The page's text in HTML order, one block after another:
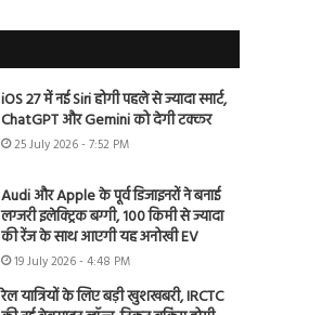
iOS 27 में नई Siri होगी पहले से ज्यादा स्मार्ट,
ChatGPT और Gemini को देगी टक्कर
25 July 2026 - 7:52 PM
Audi और Apple के पूर्व डिजाइनरों ने बनाई
लग्जरी इलेक्ट्रिक बग्गी, 100 किमी से ज्यादा
की रेंज के साथ आएगी यह अनोखी EV
19 July 2026 - 4:48 PM
रेल यात्रियों के लिए बड़ी खुशखबरी, IRCTC